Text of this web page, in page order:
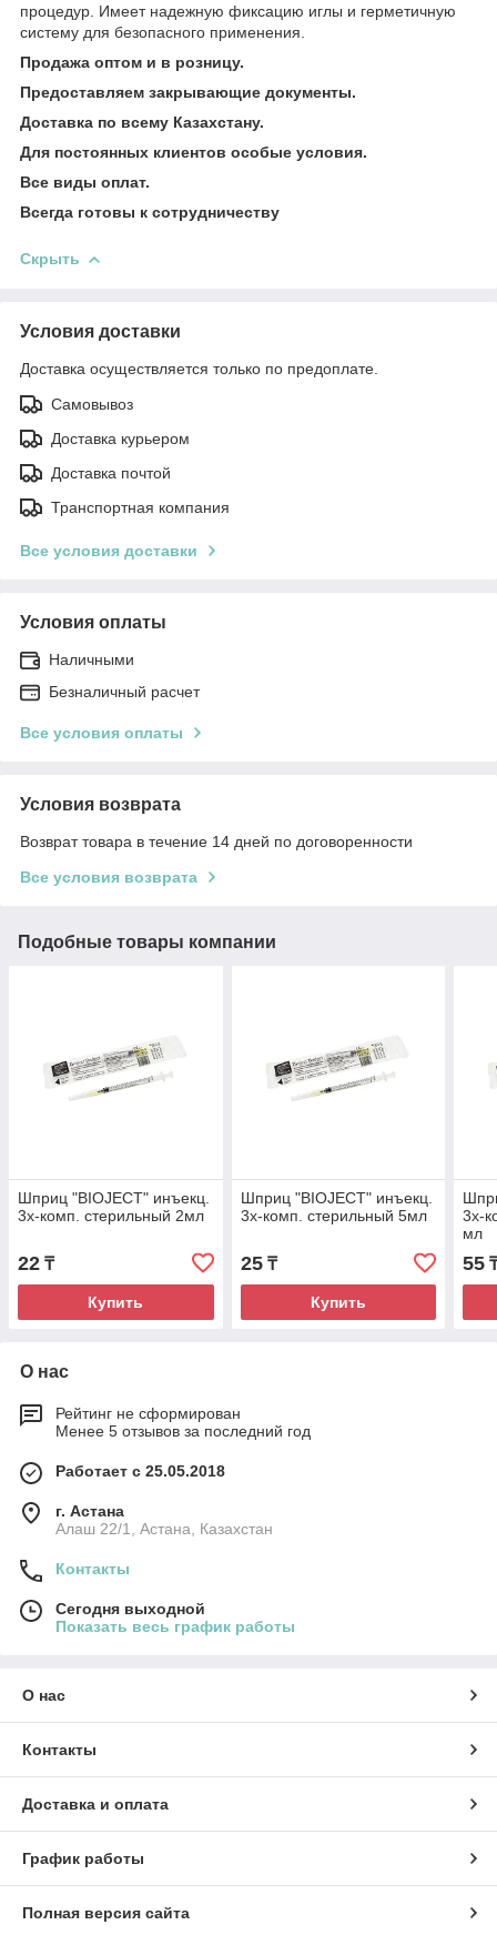
процедур. Имеет надежную фиксацию иглы и герметичную
систему для безопасного применения.
Продажа оптом и в розницу.
Предоставляем закрывающие документы.
Доставка по всему Казахстану.
Для постоянных клиентов особые условия.
Все виды оплат.
Всегда готовы к сотрудничеству
Скрыть
Условия доставки
Доставка осуществляется только по предоплате.
Самовывоз
Доставка курьером
Доставка почтой
Транспортная компания
Все условия доставки
Условия оплаты
Наличными
Безналичный расчет
Все условия оплаты
Условия возврата
Возврат товара в течение 14 дней по договоренности
Все условия возврата
Подобные товары компании
Шприц "BIOJECT" инъекц.
3х-комп. стерильный 2мл
22 ₸
Купить
Шприц "BIOJECT" инъекц.
3х-комп. стерильный 5мл
25₸
Купить
3х-
мл
55
О нас
Рейтинг не сформирован
Менее 5 отзывов за последний год
Работает с 25.05.2018
г. Астана
Алаш 22/1, Астана, Казахстан
Контакты
Сегодня выходной
Показать весь график работы
О нас
Контакты
Доставка и оплата
График работы
Полная версия сайта